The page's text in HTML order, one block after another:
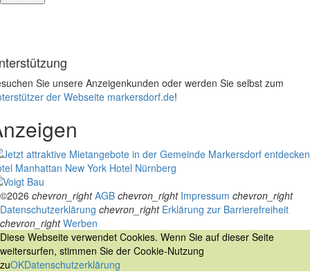
Sie unsere Anzeigenkunden oder werden Sie selbst zum
der Webseite markersdorf.de!
Manhattan New York Hotel Nürnberg
©2026 chevron_right AGB chevron_right Impressum chevron_right
Datenschutzerklärung chevron_right Erklärung zur Barrierefreiheit
chevron_right Werben
Diese Webseite verwendet Cookies. Wenn Sie auf dieser Seite
weitersurfen, stimmen Sie der Cookie-Nutzung
zuOKDatenschutzerklärung